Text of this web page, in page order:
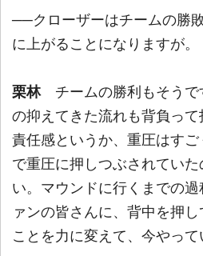
──クローザーはチームの勝
に上がることになりますが。
栗林チームの勝利もそうで
の抑えてきた流れも背負っ
責任感というか、重圧はすご
で重圧に押しつぶされてい
い。マウンドに行くまでの
ァンの皆さんに、背中を押
ことを力に変えて、今やって